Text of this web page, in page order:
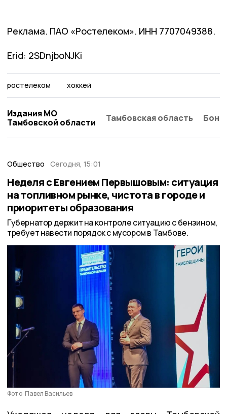
Реклама. ПАО «Ростелеком». ИНН 7707049388.
Erid: 2SDnjboNJKi
ростелеком хоккей
Издания МО
Тамбовской области
Тамбовская область
Общество Сегодня, 15:01
Неделя с Евгением Первышовым: ситуация
на топливном рынке, чистота в городе и
приоритеты образования
Губернатор держит на контроле ситуацию с бензином,
требует навести порядок с мусором в Тамбове.
Фото: Павел Васильев